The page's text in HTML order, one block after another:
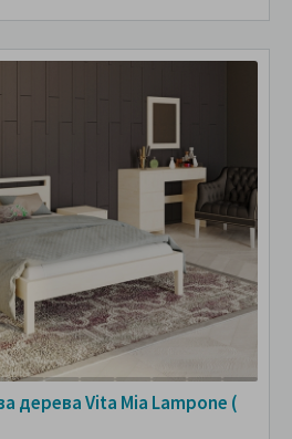
дерева Vita Mia Lampone (